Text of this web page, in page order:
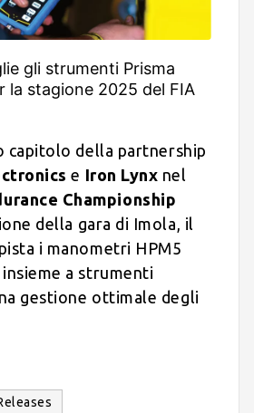
gli strumenti Prisma
la stagione 2025 del FIA
capitolo della partnership
e Iron Lynx nel
Championship
della gara di Imola, il
i manometri HPM5
a strumenti
gestione ottimale degli